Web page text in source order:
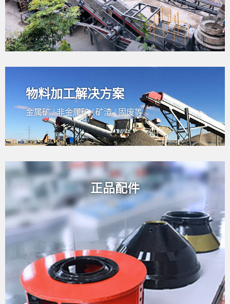
物料加工解决方案
金属矿 / 非金属矿 / 矿渣 / 固废等
正品配件